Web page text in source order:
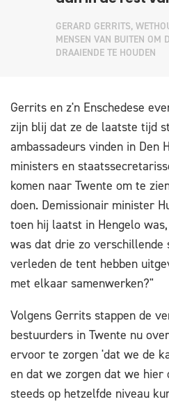
GERARD GERRITS,
MENSEN VAN BUITEN OM
DRAAIENDE TE HOUDEN
Gerrits en z'n Enschedese
zijn blij dat ze de laatste tijd
ambassadeurs vinden in Den
ministers en
komen naar Twente om te
doen. Demissionair minister
toen hij laatst in Hengelo
was dat drie zo verschillende
verleden de tent hebben
met elkaar samenwerken?"
Volgens Gerrits stappen de
bestuurders in Twente nu
ervoor te zorgen 'dat we de
en dat we zorgen dat we
steeds op hetzelfde niveau